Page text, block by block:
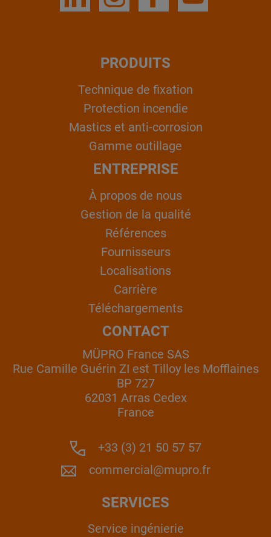
PRODUITS
Technique de fixation
Protection incendie
Mastics et anti-corrosion
Gamme outillage
ENTREPRISE
À propos de nous
Gestion de la qualité
Références
Fournisseurs
Localisations
Carrière
Téléchargements
CONTACT
MÜPRO France SAS
Rue Camille Guérin ZI est Tilloy les Mofflaines
BP 727
62031 Arras Cedex
France
+33 (3) 21 50 57 57
commercial@mupro.fr
SERVICES
Service ingénierie